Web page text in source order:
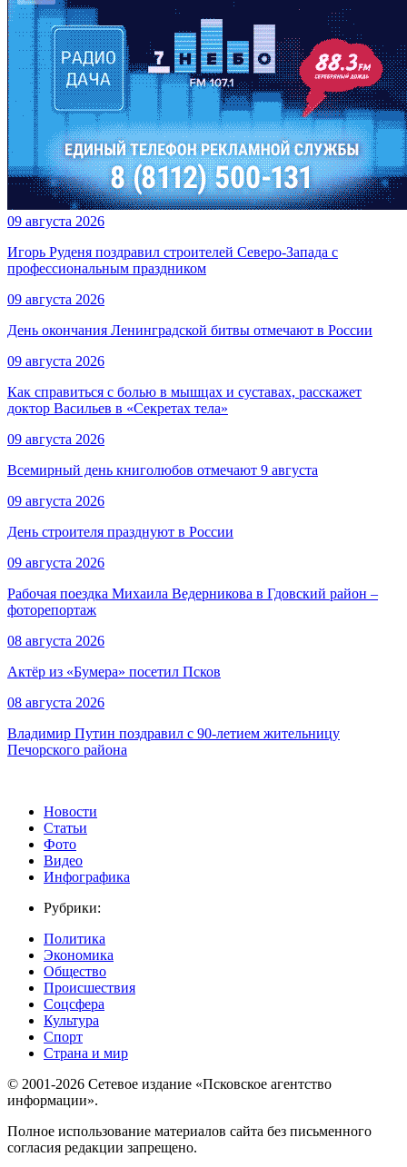
09 августа 2026
Игорь Руденя поздравил строителей Северо-Запада с
профессиональным праздником
09 августа 2026
День окончания Ленинградской битвы отмечают в России
09 августа 2026
Как справиться с болью в мышцах и суставах, расскажет
доктор Васильев в «Секретах тела»
09 августа 2026
Всемирный день книголюбов отмечают 9 августа
09 августа 2026
День строителя празднуют в России
09 августа 2026
Рабочая поездка Михаила Ведерникова в Гдовский район –
фоторепортаж
08 августа 2026
Актёр из «Бумера» посетил Псков
08 августа 2026
Владимир Путин поздравил с 90-летием жительницу
Печорского района
Новости
Статьи
Фото
Видео
Инфографика
Рубрики:
Политика
Экономика
Общество
Происшествия
Соцсфера
Культура
Спорт
Страна и мир
© 2001-2026 Сетевое издание «Псковское агентство
информации».
Полное использование материалов сайта без письменного
согласия редакции запрещено.